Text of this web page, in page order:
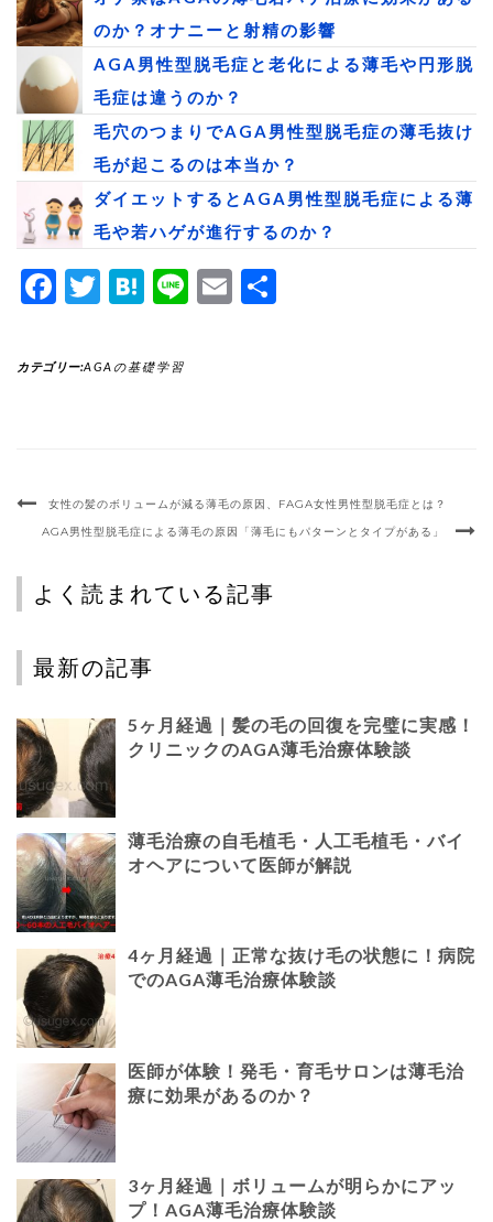
のか？オナニーと射精の影響
AGA男性型脱毛症と老化による薄毛や円形脱
毛症は違うのか？
毛穴のつまりでAGA男性型脱毛症の薄毛抜け
毛が起こるのは本当か？
ダイエットするとAGA男性型脱毛症による薄
毛や若ハゲが進行するのか？
Facebook
Twitter
Hatena
LineEmail
カテゴリー:AGAの基礎学習
女性の髪のボリュームが減る薄毛の原因、FAGA女性男性型脱毛症とは？
AGA男性型脱毛症による薄毛の原因「薄毛にもパターンとタイプがある」
よく読まれている記事
最新の記事
5ヶ月経過｜髪の毛の回復を完璧に実感！
クリニックのAGA薄毛治療体験談
薄毛治療の自毛植毛・人工毛植毛・バイ
オヘアについて医師が解説
4ヶ月経過｜正常な抜け毛の状態に！病院
でのAGA薄毛治療体験談
医師が体験！発毛・育毛サロンは薄毛治
療に効果があるのか？
3ヶ月経過｜ボリュームが明らかにアッ
プ！AGA薄毛治療体験談